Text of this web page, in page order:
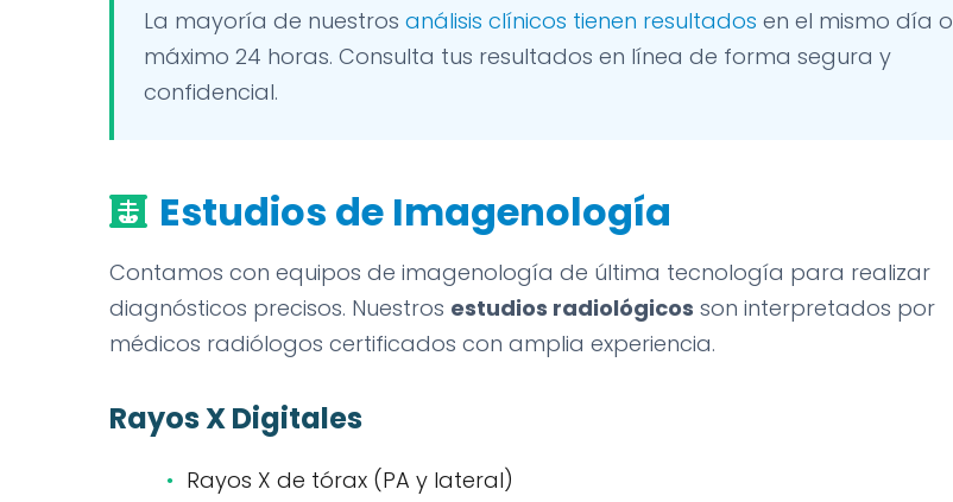
La mayoría de nuestros análisis clínicos tienen resultados en el mismo día o
máximo 24 horas. Consulta tus resultados en línea de forma segura y
confidencial.
Estudios de Imagenología
Contamos con equipos de imagenología de última tecnología para realizar
diagnósticos precisos. Nuestros estudios radiológicos son interpretados por
médicos radiólogos certificados con amplia experiencia.
Rayos X Digitales
Rayos X de tórax (PA y lateral)